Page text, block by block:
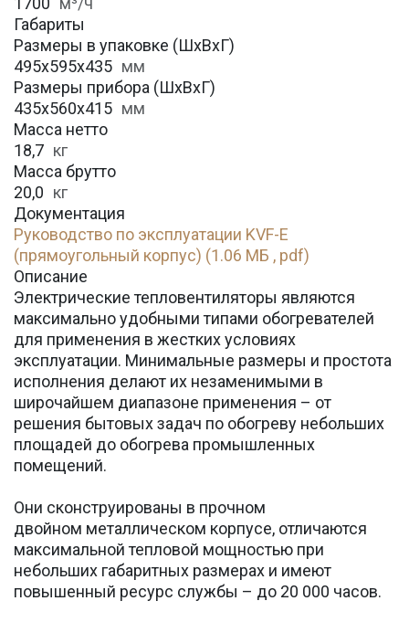
Габариты
Размеры в упаковке (ШхВхГ)
495х595х435 мм
Размеры прибора (ШхВхГ)
435х560х415 мм
Масса нетто
18,7 кг
Масса брутто
20,0 кг
Документация
Руководство по эксплуатации KVF-E
(прямоугольный корпус) (1.06 МБ , pdf)
Описание
Электрические тепловентиляторы являются
максимально удобными типами обогревателей
для применения в жестких условиях
эксплуатации. Минимальные размеры и простота
исполнения делают их незаменимыми в
широчайшем диапазоне применения – от
решения бытовых задач по обогреву небольших
площадей до обогрева промышленных
помещений.
Они сконструированы в прочном
двойном металлическом корпусе, отличаются
максимальной тепловой мощностью при
небольших габаритных размерах и имеют
повышенный ресурс службы – до 20 000 часов.